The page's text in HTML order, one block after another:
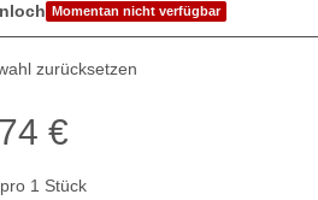
Momentan nicht verfügbar
zurücksetzen
€
1 Stück